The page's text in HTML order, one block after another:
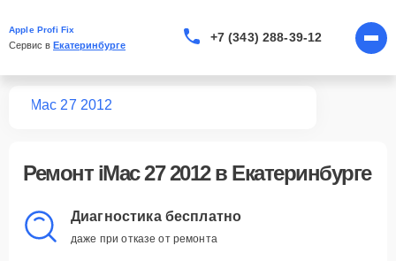
Apple Profi Fix
Сервис в Екатеринбурге
+7 (343) 288-39-12
iMac 27 2012
Ремонт iMac 27 2012в Екатеринбурге
Диагностика бесплатно
даже при отказе от ремонта